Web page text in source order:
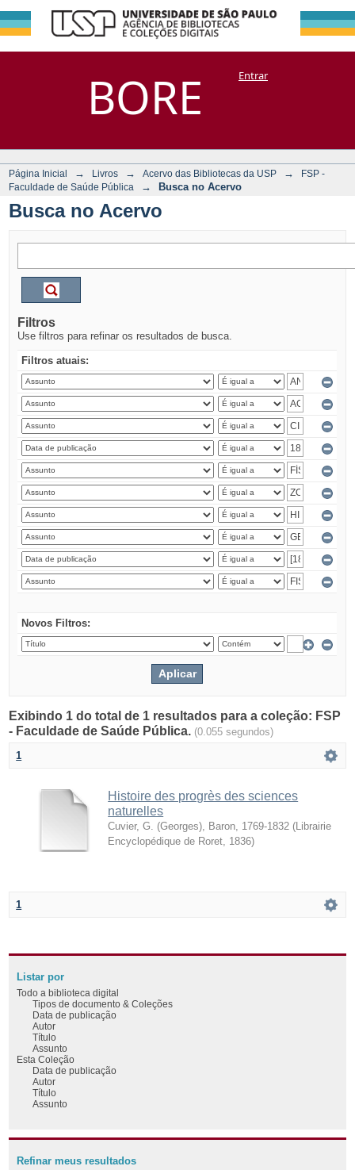
BORE
Busca no Acervo
DSpace/Manakin + CoriscoEntrar
Página Inicial → Livros → Acervo das Bibliotecas da USP →
FSP -
Faculdade de Saúde Pública
→ Busca no Acervo
Busca no Acervo
Filtros
Use filtros para refinar os resultados de busca.
Filtros atuais:
Novos Filtros:
Exibindo 1 do total de 1 resultados para a coleção: FSP
- Faculdade de Saúde Pública. (0.055 segundos)
1
Histoire des progrès des sciences
naturelles
Cuvier, G. (Georges), Baron, 1769-1832 ( Librairie
Encyclopédique de Roret 1836)
1
Listar por
Todo a biblioteca digital
Tipos de documento & Coleções
Data de publicação
Autor
Título
Assunto
Esta Coleção
Data de publicação
Autor
Título
Assunto
Refinar meus resultados